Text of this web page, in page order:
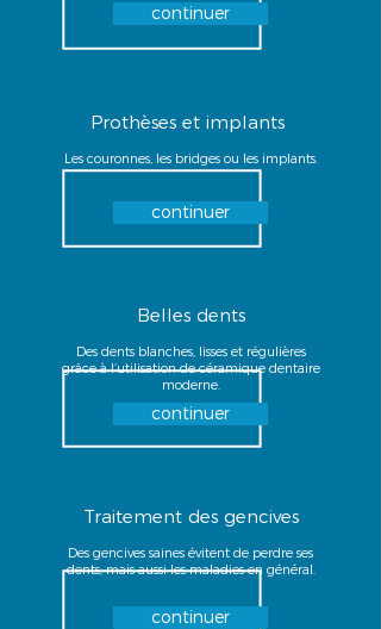
continuer
Prothèses et implants
Les couronnes, les bridges ou les implants.
continuer
Belles dents
Des dents blanches, lisses et régulières
grâce à l‘utilisation de céramique dentaire
moderne.
continuer
Traitement des gencives
Des gencives saines évitent de perdre ses
dents, mais aussi les maladies en général.
continuer